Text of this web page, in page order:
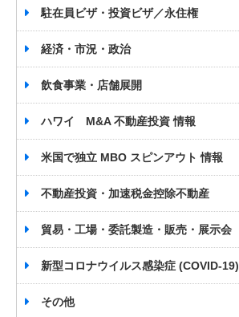
駐在員ビザ・投資ビザ／永住権
経済・市況・政治
飲食事業・店舗展開
ハワイ M&A 不動産投資 情報
米国で独立 MBO スピンアウト 情報
不動産投資・加速税金控除不動産
貿易・工場・委託製造・販売・展示会
新型コロナウイルス感染症 (COVID-19)
その他